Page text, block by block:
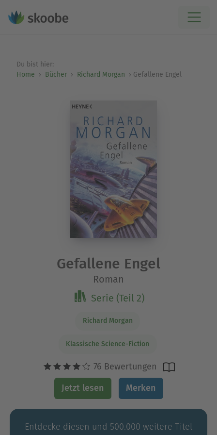
Du bist hier:
Home
Bücher Richard Morgan Gefallene Engel
Gefallene Engel
Roman
Serie (Teil 2)
Richard Morgan
Klassische Science-Fiction
76 Bewertungen
Jetzt lesen Merken
Entdecke diesen und 500.000 weitere Titel